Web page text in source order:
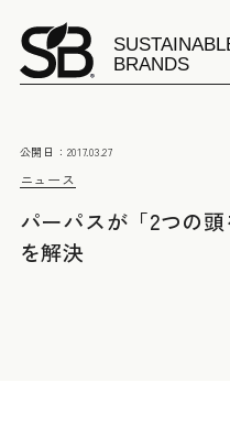
ニュース
公開日： 2017.03.27
パーパスが「2つの
を解決